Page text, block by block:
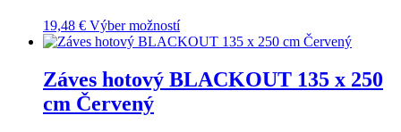
19,48 € Výber možností
Záves hotový BLACKOUT 135 x 250
cm Červený